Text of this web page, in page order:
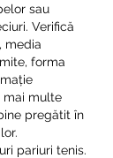
sau
Verifică
media
forma
mai multe
pregătit în
pariuri tenis.